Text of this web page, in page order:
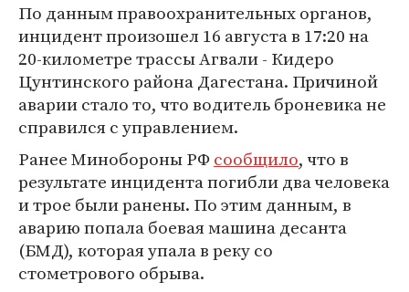
По данным правоохранительных органов,
инцидент произошел 16 августа в 17:20 на
20-километре трассы Агвали - Кидеро
Цунтинского района Дагестана. Причиной
аварии стало то, что водитель броневика не
справился с управлением.
Ранее Минобороны РФсообщило, что в
результате инцидента погибли два человека
и трое были ранены. По этим данным, в
аварию попала боевая машина десанта
(БМД), которая упала в реку со
стометрового обрыва.